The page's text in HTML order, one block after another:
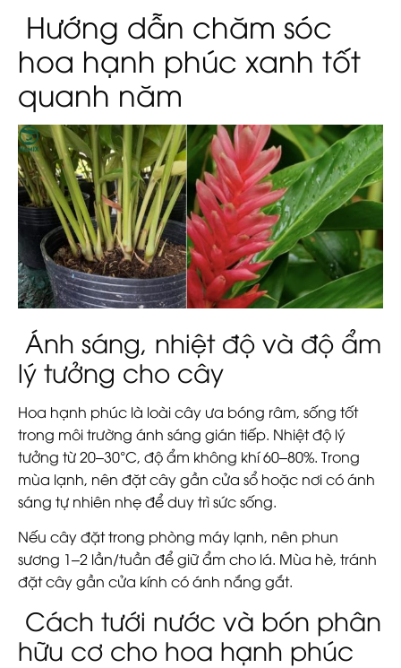
Hướng dẫn chăm sóc
hoa hạnh phúc xanh tốt
quanh năm
Ánh sáng, nhiệt độ và độ ẩm
lý tưởng cho cây
Hoa hạnh phúc là loài cây ưa bóng râm, sống tốt
trong môi trường ánh sáng gián tiếp. Nhiệt độ lý
tưởng từ20–30°C, độ ẩm không khí 60–80%. Trong
mùa lạnh, nên đặt cây gần cửa sổ hoặc nơi có ánh
sáng tự nhiên nhẹ để duy trì sức sống.
Nếu cây đặt trong phòng máy lạnh, nên phun
sương 1–2 lần/tuần để giữ ẩm cho lá. Mùa hè, tránh
đặt cây gần cửa kính có ánh nắng gắt.
Cách tưới nước và bón phân
hữu cơ cho hoa hạnh phúc